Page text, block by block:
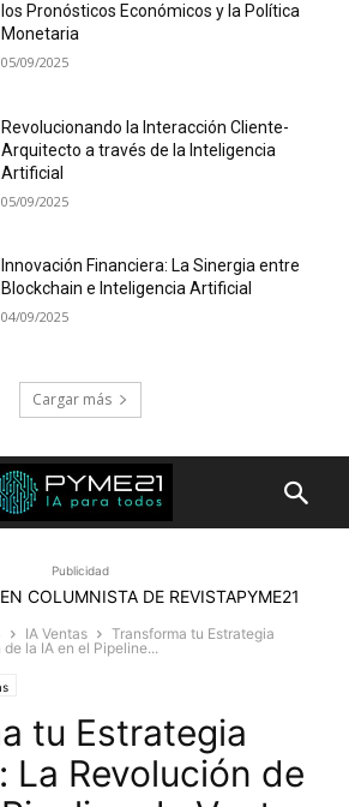
los Pronósticos Económicos y la Política
Monetaria
05/09/2025
Revolucionando la Interacción Cliente-
Arquitecto a través de la Inteligencia
Artificial
05/09/2025
Innovación Financiera: La Sinergia entre
Blockchain e Inteligencia Artificial
04/09/2025
Cargar más